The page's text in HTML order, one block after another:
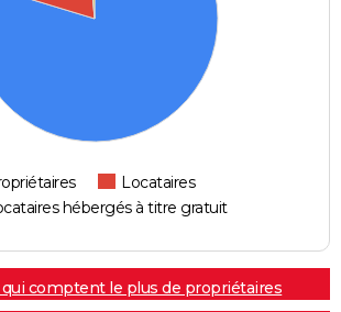
Locataires
hébergés à titre gratuit
qui comptent le plus de propriétaires